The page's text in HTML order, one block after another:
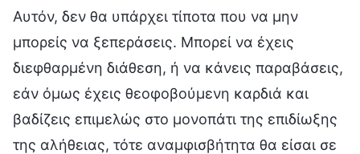
Αυτόν, δεν θα υπάρχει τίποτα που να μην
μπορείς να ξεπεράσεις. Μπορεί να έχεις
διεφθαρμένη διάθεση, ή να κάνεις παραβάσεις,
εάν όμως έχεις θεοφοβούμενη καρδιά και
βαδίζεις επιμελώς στο μονοπάτι της επιδίωξης
της αλήθειας, τότε αναμφισβήτητα θα είσαι σε